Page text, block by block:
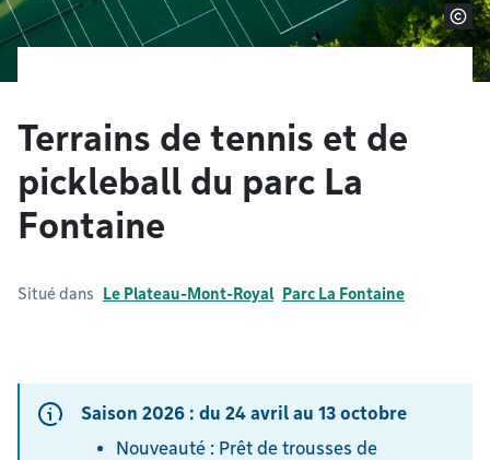
Terrains de tennis et de
pickleball du parc La
Fontaine
Situé dans Le Plateau-Mont-Royal Parc La Fontaine
Saison 2026 : du 24 avril au 13 octobre
Nouveauté : Prêt de trousses de